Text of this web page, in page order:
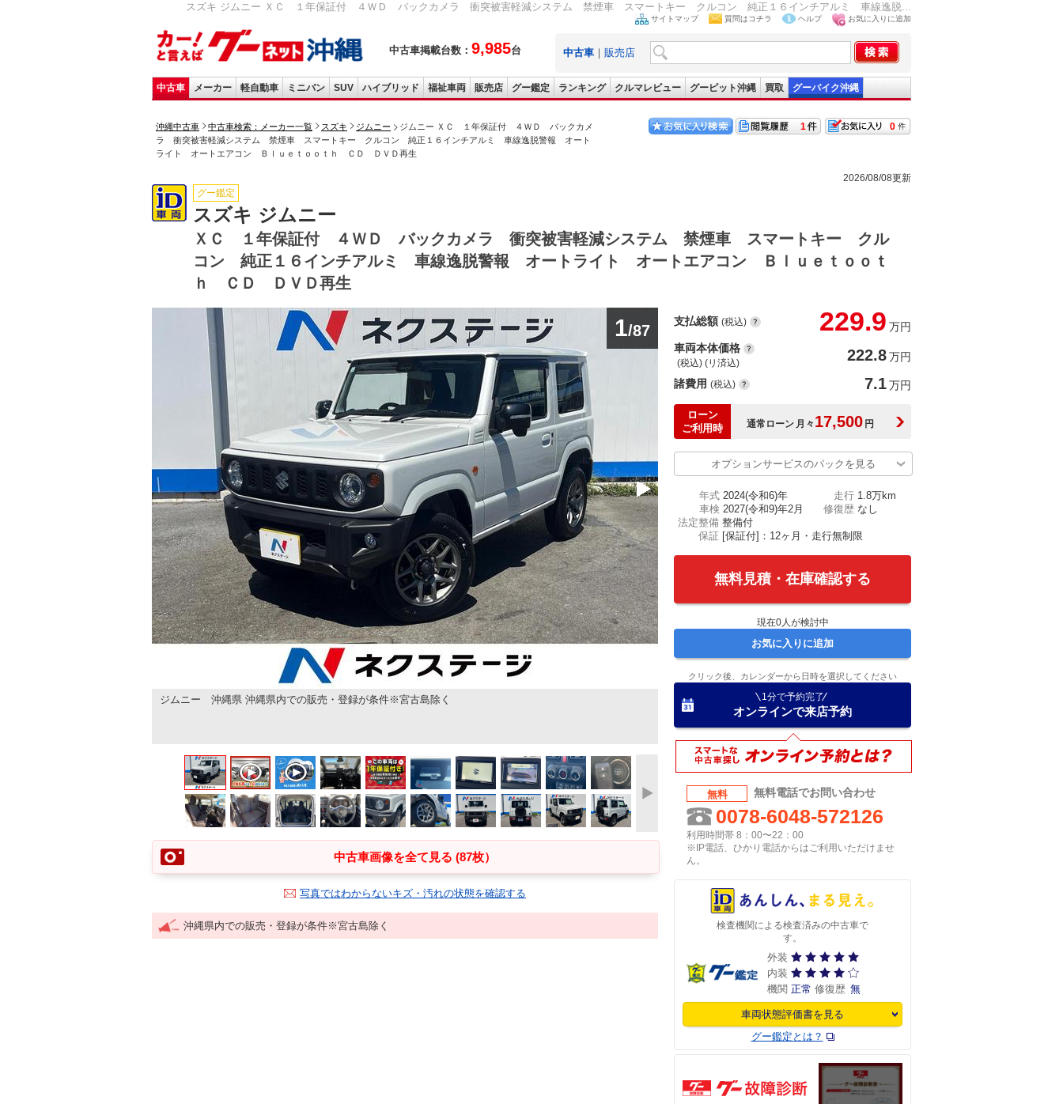
スズキ ジムニー ＸＣ １年保証付 ４ＷＤ バックカメラ 衝突被害軽減システム 禁煙車 スマートキー クルコン 純正１６インチアルミ 車線逸脱...
中古車掲載台数： 9,985台
サイトマップ 質問はコチラ ヘルプ お気に入りに追加
中古車 ｜ 販売店
中古車 メーカー 軽自動車 ミニバン SUV ハイブリッド 福祉車両 販売店 グー鑑定 ランキング クルマレビュー グーピット沖縄 買取 グーバイク沖縄
沖縄中古車 中古車検索：メーカー一覧 スズキ ジムニー
ジムニー ＸＣ １年保証付 ４ＷＤ バックカメ
ラ 衝突被害軽減システム 禁煙車 スマートキー クルコン 純正１６インチアルミ 車線逸脱警報 オート
ライト オートエアコン Ｂｌｕｅｔｏｏｔｈ ＣＤ ＤＶＤ再生
0
1
2026/08/08更新
グー鑑定
スズキ ジムニー
ＸＣ １年保証付 ４ＷＤ バックカメラ 衝突被害軽減システム 禁煙車 スマートキー クル
コン 純正１６インチアルミ 車線逸脱警報 オートライト オートエアコン Ｂｌｕｅｔｏｏｔ
ｈ ＣＤ ＤＶＤ再生
ジムニー 沖縄県 沖縄県内での販売・登録が条件※宮古島除く
1/87
中古車画像を全て見る (87枚）
写真ではわからないキズ・汚れの状態を確認する
沖縄県内での販売・登録が条件※宮古島除く
支払総額 (税込) 229.9 万円
車両本体価格
(税込) (リ済込) 222.8万円
諸費用 (税込) 7.1万円
ローン
ご利用時
通常ローン 月々 17,500 円
オプションサービスのパックを見る
年式 2024(令和6)年 走行 1.8万km
車検 2027(令和9)年2月 修復歴 なし
法定整備 整備付
保証 [保証付]：12ヶ月・走行無制限
無料見積・在庫確認する
現在0人が検討中
お気に入りに追加
クリック後、カレンダーから日時を選択してください
1分で予約完了
オンラインで来店予約
無料 無料電話でお問い合わせ
0078-6048-572126
利用時間帯 8：00〜22：00
※IP電話、ひかり電話からはご利用いただけませ
ん。
検査機関による検査済みの中古車で
す。
外装
内装
機関 正常 修復歴 無
車両状態評価書を見る
グー鑑定とは？